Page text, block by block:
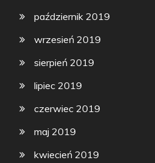
październik 2019
wrzesień 2019
sierpień 2019
lipiec 2019
czerwiec 2019
maj 2019
kwiecień 2019